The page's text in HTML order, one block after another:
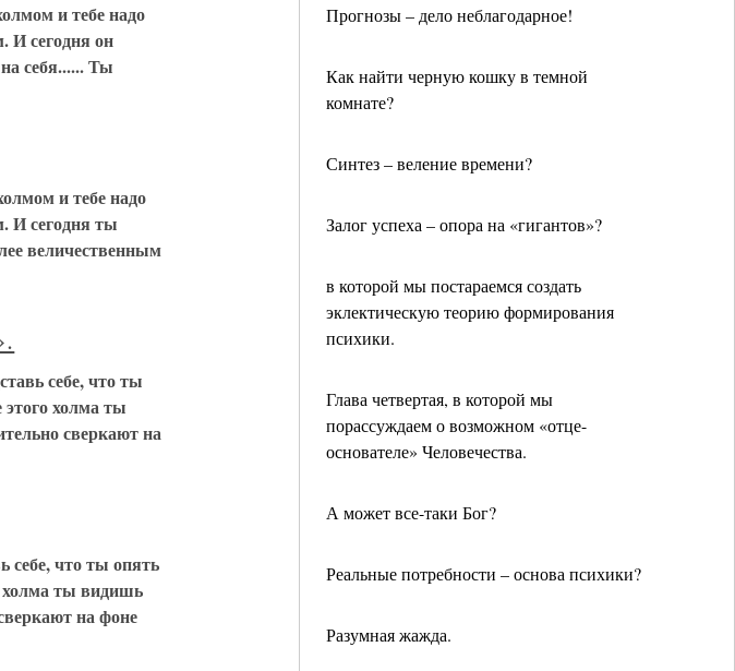
Прогнозы – дело неблагодарное!
Как найти черную кошку в темной
комнате?
Синтез – веление времени?
Залог успеха – опора на «гигантов»?
в которой мы постараемся создать
эклектическую теорию формирования
психики.
Глава четвертая, в которой мы
порассуждаем о возможном «отце-
основателе» Человечества.
А может все-таки Бог?
Реальные потребности – основа психики?
Разумная жажда.
и тебе надо
И сегодня он
себя...... Ты
и тебе надо
И сегодня ты
величественным
себе, что ты
холма ты
сверкают на
себе, что ты опять
холма ты видишь
на фоне